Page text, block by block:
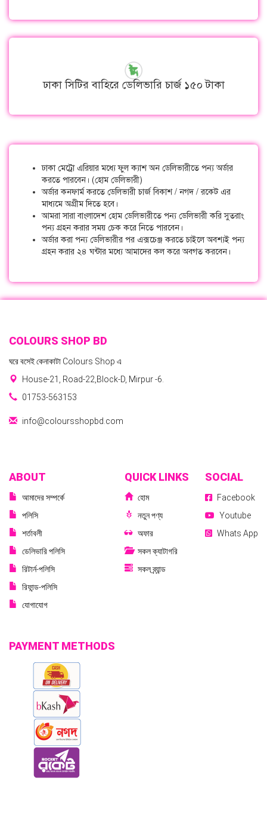
ঢাকা সিটির বাহিরে ডেলিভারি চার্জ ১৫০ টাকা
ঢাকা মেট্রো এরিয়ার মধ্যে ফুল ক্যাশ অন ডেলিভারীতে পন্য অর্ডার
করতে পারবেন। (হোম ডেলিভারী)
অর্ডার কনফার্ম করতে ডেলিভারী চার্জ বিকাশ / নগদ / রকেট এর
মাধ্যমে অগ্রীম দিতে হবে।
আমরা সারা বাংলাদেশ হোম ডেলিভারীতে পন্য ডেলিভারী করি সুতরাং
পন্য গ্রহন করার সময় চেক করে নিতে পারবেন।
অর্ডার করা পন্য ডেলিভারীর পর এক্সচেঞ্জ করতে চাইলে অবশ্যই পন্য
গ্রহন করার ২৪ ঘন্টার মধ্যে আমাদের কল করে অবগত করবেন।
COLOURS SHOP BD
ঘরে বসেই কেনাকাটা Colours Shop এ
House-21, Road-22,Block-D, Mirpur -6.
01753-563153
info@coloursshopbd.com
ABOUT
আমাদের সম্পর্কে
পলিসি
শর্তাবলী
ডেলিভারি পলিসি
রিটার্ন-পলিসি
রিফান্ড-পলিসি
যোগাযোগ
QUICK LINKS
হোম
নতুন পণ্য
অফার
সকল ক্যাটাগরি
সকল ব্র্যান্ড
SOCIAL
Facebook
Youtube
Whats App
PAYMENT METHODS